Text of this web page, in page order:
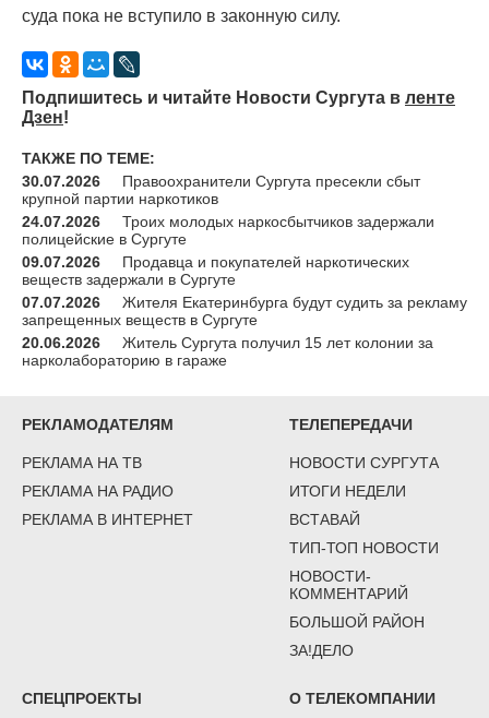
суда пока не вступило в законную силу.
Подпишитесь и читайте Новости Сургута в ленте
Дзен!
ТАКЖЕ ПО ТЕМЕ:
30.07.2026
Правоохранители Сургута пресекли сбыт
крупной партии наркотиков
24.07.2026
Троих молодых наркосбытчиков задержали
полицейские в Сургуте
09.07.2026
Продавца и покупателей наркотических
веществ задержали в Сургуте
07.07.2026
Жителя Екатеринбурга будут судить за рекламу
запрещенных веществ в Сургуте
20.06.2026
Житель Сургута получил 15 лет колонии за
нарколабораторию в гараже
РЕКЛАМОДАТЕЛЯМ
РЕКЛАМА НА ТВ
РЕКЛАМА НА РАДИО
РЕКЛАМА В ИНТЕРНЕТ
ТЕЛЕПЕРЕДАЧИ
НОВОСТИ СУРГУТА
ИТОГИ НЕДЕЛИ
ВСТАВАЙ
ТИП-ТОП НОВОСТИ
НОВОСТИ-
КОММЕНТАРИЙ
БОЛЬШОЙ РАЙОН
ЗА!ДЕЛО
СПЕЦПРОЕКТЫ О ТЕЛЕКОМПАНИИ